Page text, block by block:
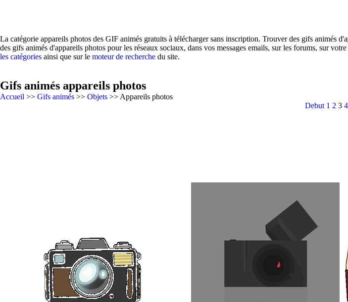
La catégorie appareils photos des GIF animés gratuits à télécharger sans inscription. Trouver des gifs animés
des gifs animés d'appareils photos pour les réseaux sociaux, dans vos messages emails, sur les forums, sur
les catégories ainsi que sur le moteur de recherche du site.
Gifs animés appareils photos
Accueil >> Gifs animés >> Objets >> Appareils photos
Debut 1 2 3 4